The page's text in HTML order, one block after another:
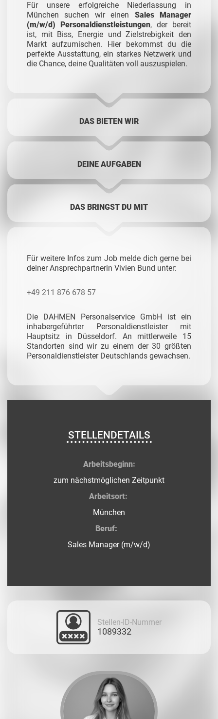
Für unsere erfolgreiche Niederlassung in
München suchen wir einen Sales Manager
(m/w/d) Personaldienstleistungen, der bereit
ist, mit Biss, Energie und Zielstrebigkeit den
Markt aufzumischen. Hier bekommst du die
perfekte Ausstattung, ein starkes Netzwerk und
die Chance, deine Qualitäten voll auszuspielen.
DAS BIETEN WIR
DEINE AUFGABEN
DAS BRINGST DU MIT
Für weitere Infos zum Job melde dich gerne bei
deiner Ansprechpartnerin Vivien Bund unter:
+49 211 876 678 57
Die DAHMEN Personalservice GmbH ist ein
inhabergeführter Personaldienstleister mit
Hauptsitz in Düsseldorf. An mittlerweile 15
Standorten sind wir zu einem der 30 größten
Personaldienstleister Deutschlands gewachsen.
STELLENDETAILS
Arbeitsbeginn:
zum nächstmöglichen Zeitpunkt
Arbeitsort:
München
Beruf:
Sales Manager (m/w/d)
Stellen-ID-Nummer
1089332